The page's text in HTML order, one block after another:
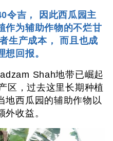
令吉， 因此西瓜园主
作为辅助作物的不烂甘
生产成本， 而且也成
回报。
Shah地带已崛起
区，过去这里长期种植
地西瓜园的辅助作物以
收益。